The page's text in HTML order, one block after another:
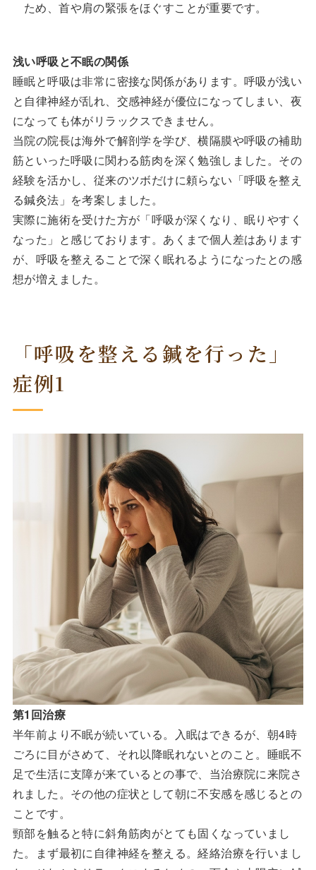
ため、首や肩の緊張をほぐすことが重要です。
浅い呼吸と不眠の関係
睡眠と呼吸は非常に密接な関係があります。呼吸が浅い
と自律神経が乱れ、交感神経が優位になってしまい、夜
になっても体がリラックスできません。
当院の院長は海外で解剖学を学び、横隔膜や呼吸の補助
筋といった呼吸に関わる筋肉を深く勉強しました。その
経験を活かし、従来のツボだけに頼らない「呼吸を整え
る鍼灸法」を考案しました。
実際に施術を受けた方が「呼吸が深くなり、眠りやすく
なった」と感じております。あくまで個人差はあります
が、呼吸を整えることで深く眠れるようになったとの感
想が増えました。
「呼吸を整える鍼を行った」
症例1
第1回治療
半年前より不眠が続いている。入眠はできるが、朝4時
ごろに目がさめて、それ以降眠れないとのこと。睡眠不
足で生活に支障が来ているとの事で、当治療院に来院さ
れました。その他の症状として朝に不安感を感じるとの
ことです。
頸部を触ると特に斜角筋肉がとても固くなっていまし
た。まず最初に自律神経を整える。経絡治療を行いまし